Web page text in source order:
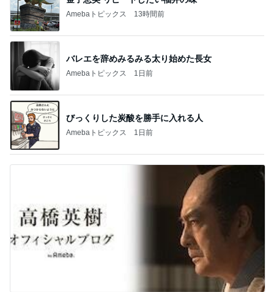
Amebaトピックス 13時間前
バレエを辞めみるみる太り始めた長女
Amebaトピックス 1日前
びっくりした炭酸を勝手に入れる人
Amebaトピックス 1日前